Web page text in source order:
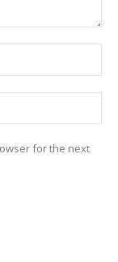
for the next